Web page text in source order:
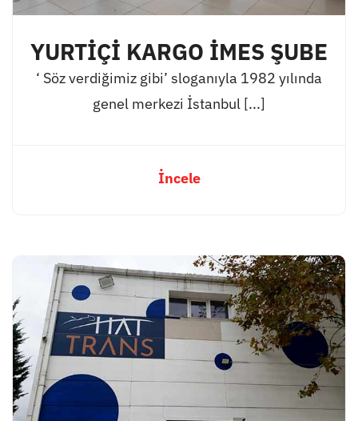
YURTİÇİ KARGO İMES ŞUBE
‘ Söz verdiğimiz gibi’ sloganıyla 1982 yılında
genel merkezi İstanbul [...]
İncele